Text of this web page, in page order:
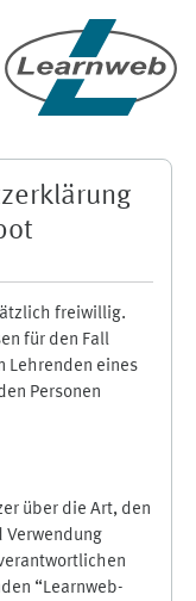
freiwillig.
für den Fall
Lehrenden eines
Personen
über die Art, den
Verwendung
“Learnweb-